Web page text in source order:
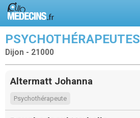
PSYCHOTHÉRAPEUTES
Dijon - 21000
Altermatt Johanna
Psychothérapeute